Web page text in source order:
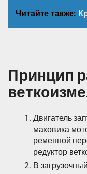
Читайте также:
Принцип
Двигатель
маховика
ременной
редуктор
В